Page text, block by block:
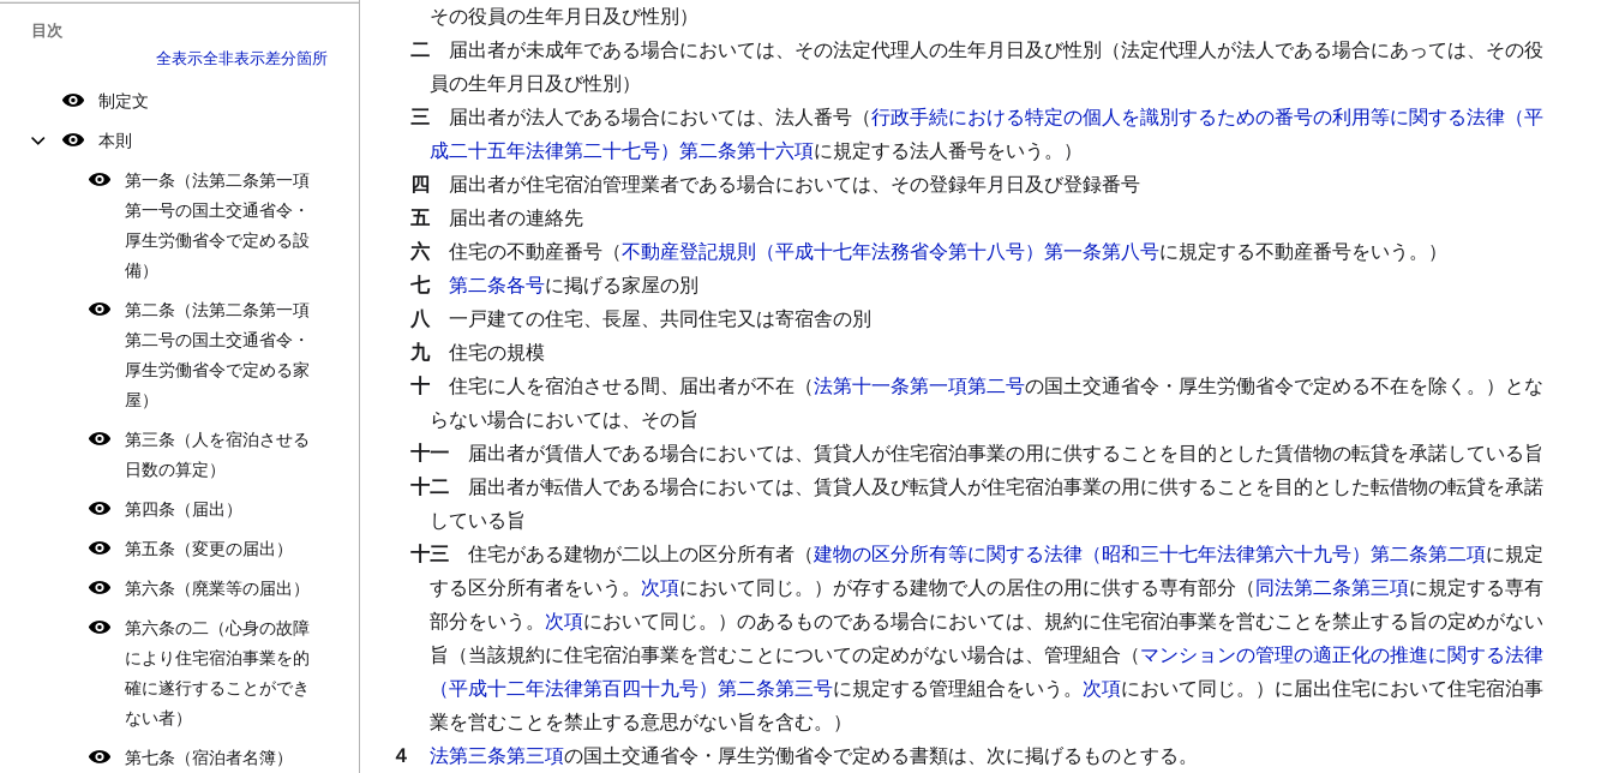
目次
全表示全非表示差分箇所
制定文
本則
第一条（法第二条第一項
第一号の国土交通省令・
厚生労働省令で定める設
備）
第二条（法第二条第一項
第二号の国土交通省令・
厚生労働省令で定める家
屋）
第三条（人を宿泊させる
日数の算定）
第四条（届出）
第五条（変更の届出）
第六条（廃業等の届出）
第六条の二（心身の故障
により住宅宿泊事業を的
確に遂行することができ
ない者）
第七条（宿泊者名簿）
その役員の生年月日及び性別）
二 届出者が未成年である場合においては、その法定代理人の生年月日及び性別（法定代理人が法人である場合にあっては、その役
員の生年月日及び性別）
三 届出者が法人である場合においては、法人番号（行政手続における特定の個人を識別するための番号の利用等に関する法律（平
成二十五年法律第二十七号）第二条第十六項に規定する法人番号をいう。）
四 届出者が住宅宿泊管理業者である場合においては、その登録年月日及び登録番号
五 届出者の連絡先
六 住宅の不動産番号（不動産登記規則（平成十七年法務省令第十八号）第一条第八号に規定する不動産番号をいう。）
七 第二条各号に掲げる家屋の別
八 一戸建ての住宅、長屋、共同住宅又は寄宿舎の別
九 住宅の規模
十 住宅に人を宿泊させる間、届出者が不在（法第十一条第一項第二号の国土交通省令・厚生労働省令で定める不在を除く。）とな
らない場合においては、その旨
十一 届出者が賃借人である場合においては、賃貸人が住宅宿泊事業の用に供することを目的とした賃借物の転貸を承諾している旨
十二 届出者が転借人である場合においては、賃貸人及び転貸人が住宅宿泊事業の用に供することを目的とした転借物の転貸を承諾
している旨
十三 住宅がある建物が二以上の区分所有者（建物の区分所有等に関する法律（昭和三十七年法律第六十九号）第二条第二項に規定
する区分所有者をいう。 次項において同じ。）が存する建物で人の居住の用に供する専有部分（同法第二条第三項に規定する専有
部分をいう。 次項において同じ。）のあるものである場合においては、規約に住宅宿泊事業を営むことを禁止する旨の定めがない
旨（当該規約に住宅宿泊事業を営むことについての定めがない場合は、管理組合（マンションの管理の適正化の推進に関する法律
（平成十二年法律第百四十九号）第二条第三号に規定する管理組合をいう。 次項において同じ。）に届出住宅において住宅宿泊事
業を営むことを禁止する意思がない旨を含む。）
４ 法第三条第三項の国土交通省令・厚生労働省令で定める書類は、次に掲げるものとする。